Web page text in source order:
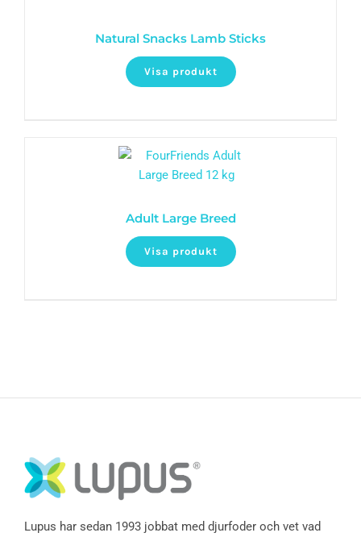
Natural Snacks Lamb Sticks
Visa produkt
Adult Large Breed
Visa produkt
Lupus har sedan 1993 jobbat med djurfoder och vet vad